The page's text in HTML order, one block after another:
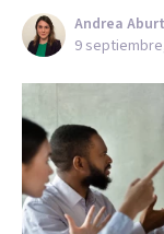
Andrea
9